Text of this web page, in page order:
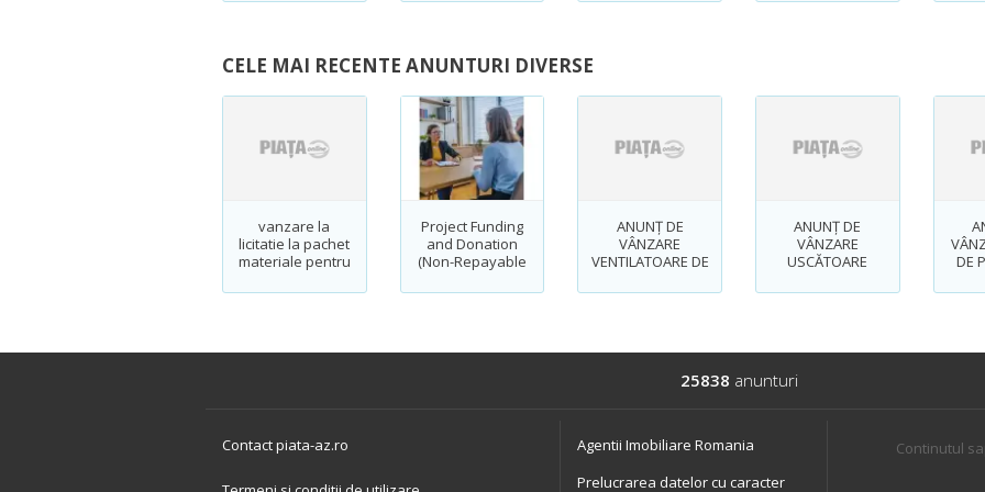
CELE MAI RECENTE ANUNTURI DIVERSE
vanzare la
licitatie la pachet
materiale pentru
Project Funding
and Donation
(Non-Repayable
ANUNȚ DE
VÂNZARE
VENTILATOARE DE
Mobili SRL
ANUNȚ DE
VÂNZARE
USCĂTOARE
DE
25838 anunturi
Contact piata-az.ro
Agentii Imobiliare Romania
Prelucrarea datelor cu caracter
Continutul